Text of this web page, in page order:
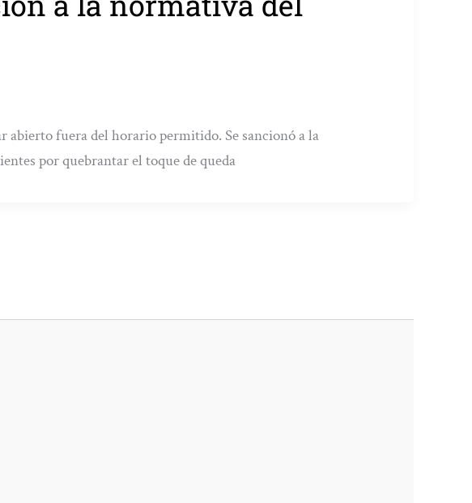
abierto fuera del horario permitido. Se sancionó a la
por quebrantar el toque de queda